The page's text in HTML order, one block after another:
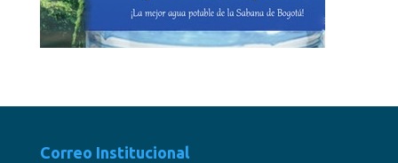
Correo Institucional